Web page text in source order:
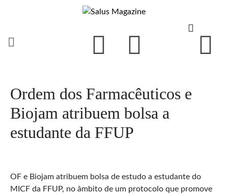
Ordem dos Farmacêuticos e
Biojam atribuem bolsa a
estudante da FFUP
OF e Biojam atribuem bolsa de estudo a estudante do
MICF da FFUP, no âmbito de um protocolo que promove